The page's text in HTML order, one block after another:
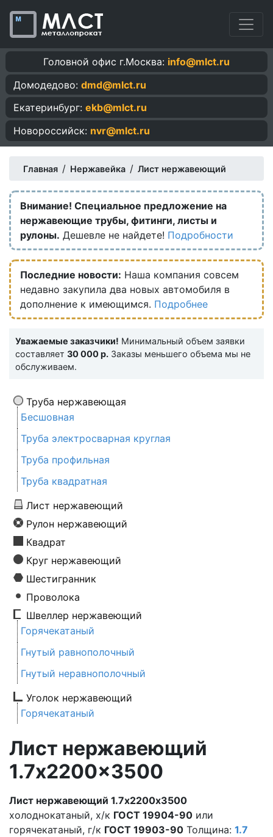
Головной офис г.Москва: info@mlct.ru
Домодедово: dmd@mlct.ru
Екатеринбург: ekb@mlct.ru
Новороссийск: nvr@mlct.ru
Главная / Нержавейка / Лист нержавеющий
Внимание! Специальное предложение на
нержавеющие трубы, фитинги, листы и
рулоны. Дешевле не найдете! Подробности
Последние новости: Наша компания совсем
недавно закупила два новых автомобиля в
дополнение к имеющимся. Подробнее
Уважаемые заказчики! Минимальный объем заявки
составляет 30 000 р. Заказы меньшего объема мы не
обслуживаем.
Труба нержавеющая
Бесшовная
Труба электросварная круглая
Труба профильная
Труба квадратная
Лист нержавеющий
Рулон нержавеющий
Квадрат
Круг нержавеющий
Шестигранник
Проволока
Швеллер нержавеющий
Горячекатаный
Гнутый равнополочный
Гнутый неравнополочный
Уголок нержавеющий
Горячекатаный
Лист нержавеющий
1.7x2200x3500
Лист нержавеющий 1.7х2200х3500
холоднокатаный, х/к ГОСТ 19904-90 или
горячекатаный, г/к ГОСТ 19903-90 Толщина: 1.7